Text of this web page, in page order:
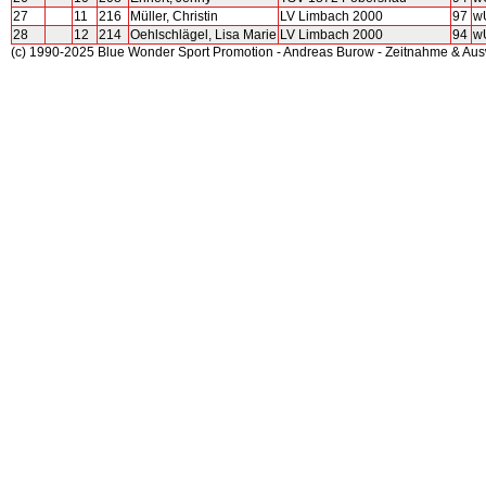
27
11 216 Müller, Christin LV Limbach 2000 97
28
12 214 Oehlschlägel, Lisa Marie LV Limbach 2000 94
(c) 1990-2025 Blue Wonder Sport Promotion - Andreas Burow - Zeitnahme &